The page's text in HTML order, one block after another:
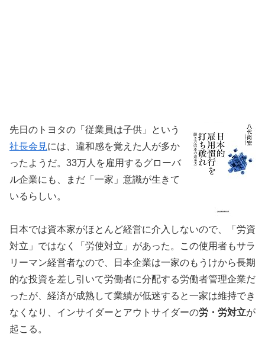
先日のトヨタの「従業員は子供」という
社長会見には、違和感を覚えた人が多か
ったようだ。33万人を雇用するグローバ
ル企業にも、まだ「一家」意識が生きて
いるらしい。
日本では資本家がほとんど経営に介入しないので、「労資
対立」ではなく「労使対立」があった。この使用者もサラ
リーマン経営者なので、日本企業は一家のもうけから長期
的な投資を差し引いて労働者に分配する労働者管理企業だ
ったが、経済が成熟して業績が低迷すると一家は維持でき
なくなり、インサイダーとアウトサイダーの労・労対立が
起こる。